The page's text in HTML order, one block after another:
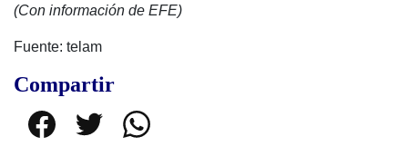
(Con información de EFE)
Fuente: telam
Compartir
FacebookTwitter WhatsApp